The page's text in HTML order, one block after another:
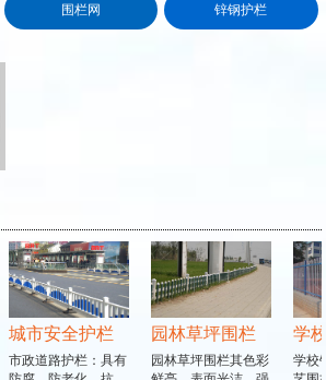
围栏网 锌钢护栏
城市安全护栏
市政道路护栏：具有
园林草坪围栏
园林草坪围栏其色彩
学校